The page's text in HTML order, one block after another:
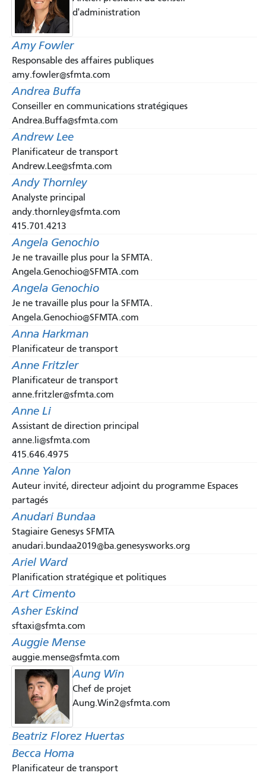
d'administration
Amy Fowler
Responsable des affaires publiques
amy.fowler@sfmta.com
Andrea Buffa
Conseiller en communications stratégiques
Andrea.Buffa@sfmta.com
Andrew Lee
Planificateur de transport
Andrew.Lee@sfmta.com
Andy Thornley
Analyste principal
andy.thornley@sfmta.com
415.701.4213
Angela Genochio
Je ne travaille plus pour la SFMTA.
Angela.Genochio@SFMTA.com
Angela Genochio
Je ne travaille plus pour la SFMTA.
Angela.Genochio@SFMTA.com
Anna Harkman
Planificateur de transport
Anne Fritzler
Planificateur de transport
anne.fritzler@sfmta.com
Anne Li
Assistant de direction principal
anne.li@sfmta.com
415.646.4975
Anne Yalon
Auteur invité, directeur adjoint du programme Espaces
partagés
Anudari Bundaa
Stagiaire Genesys SFMTA
anudari.bundaa2019@ba.genesysworks.org
Ariel Ward
Planification stratégique et politiques
Art Cimento
Asher Eskind
sftaxi@sfmta.com
Auggie Mense
auggie.mense@sfmta.com
Aung Win
Chef de projet
Aung.Win2@sfmta.com
Beatriz Florez Huertas
Becca Homa
Planificateur de transport